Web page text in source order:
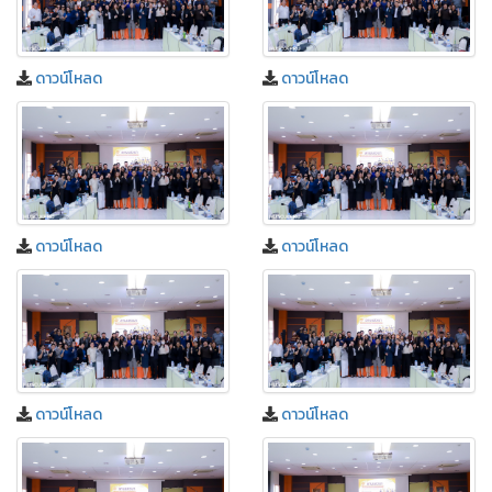
ดาวน์โหลด ดาวน์โหลด
ดาวน์โหลด ดาวน์โหลด
ดาวน์โหลด ดาวน์โหลด